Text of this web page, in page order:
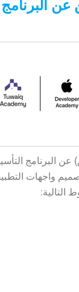
البرنامج
واجهات